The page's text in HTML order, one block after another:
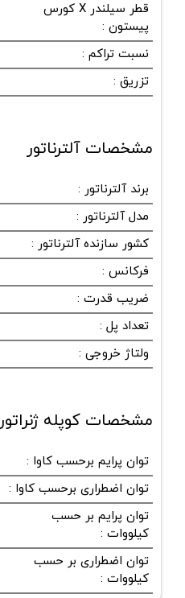
قطر سیلندر X کورس
پیستون :
نسبت تراکم :
تزریق :
مشخصات آلترناتور
برند آلترناتور :
مدل آلترناتور :
کشور سازنده آلترناتور :
فرکانس :
ضریب قدرت :
تعداد پل :
ولتاژ خروجی :
مشخصات کوپله ژنراتور
توان پرایم برحسب کاوا :
توان اضطراری برحسب کاوا :
توان پرایم بر حسب
کیلووات :
توان اضطراری بر حسب
کیلووات :